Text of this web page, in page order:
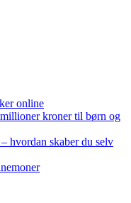
online
kroner til børn og
hvordan skaber du selv